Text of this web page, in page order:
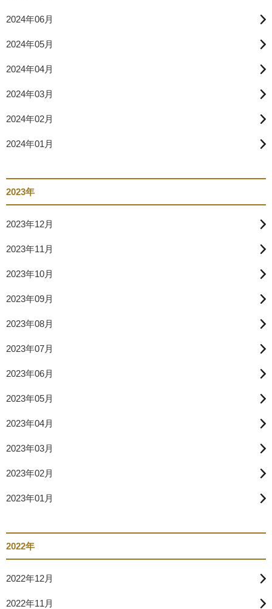
2024年06月
2024年05月
2024年04月
2024年03月
2024年02月
2024年01月
2023年
2023年12月
2023年11月
2023年10月
2023年09月
2023年08月
2023年07月
2023年06月
2023年05月
2023年04月
2023年03月
2023年02月
2023年01月
2022年
2022年12月
2022年11月